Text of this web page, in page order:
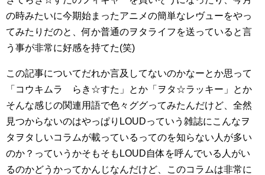
の時みたいに今期始まったアニメの簡単なレヴューをやっ
てみたりだのと、何か普通のヲタライフを送っていると言
う事が非常に好感を持てた(笑)
この記事についてだれか言及してないのかなーとか思って
「コウキムラ らき☆すた」とか「ヲタ☆ラッキー」とか
そんな感じの関連用語で色々ググってみたんだけど、全然
見つからないのはやっぱりLOUDっていう雑誌にこんなヲ
タヲタしいコラムが載っているってのを知らない人が多い
のか？っていうかそもそもLOUD自体を呼んでいる人がい
るのかどうかってかんじなんだけど、このコラムは非常に